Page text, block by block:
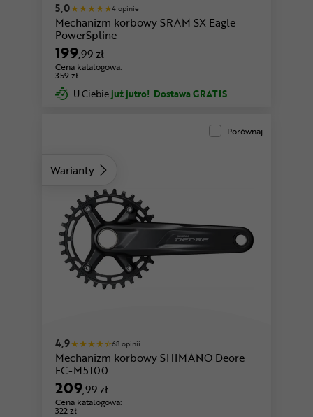
5,0 4 opinie
Mechanizm korbowy SRAM SX Eagle
PowerSpline
199,99 zł
Cena katalogowa:
359 zł
U Ciebie już jutro! Dostawa GRATIS
Warianty
Porównaj
4,9 68 opinii
Mechanizm korbowy SHIMANO Deore
FC-M5100
209,99 zł
Cena katalogowa:
322 zł